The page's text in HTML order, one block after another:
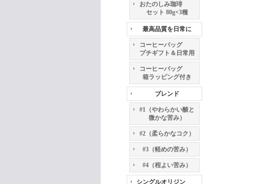
おたのしみ珈琲
セット 80g×3種
最高品質を日常に
コーヒーバッグ
プチギフト＆日常用
コーヒーバッグ
箱ラッピング付き
ブレンド
#1（やわらかい酸と
微かな苦み）
#2（柔らかなコク）
#3（軽めの苦み）
#4（程よい苦み）
シングルオリジン